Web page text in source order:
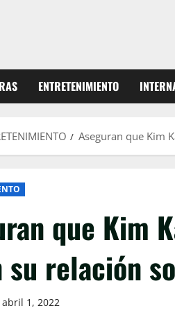
ENTRETENIMIENTO
Aseguran que Kim
que Kim
su relación
abril 1, 2022